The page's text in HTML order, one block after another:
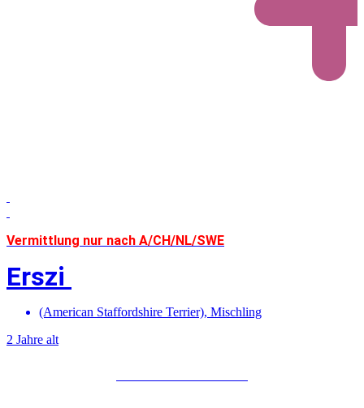
Vermittlung nur nach A/CH/NL/SWE
Erszi
(American Staffordshire Terrier), Mischling
2 Jahre alt